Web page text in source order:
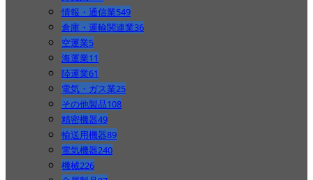
情報・通信業549
倉庫・運輸関連業36
空運業5
海運業11
陸運業61
電気・ガス業25
その他製品108
精密機器49
輸送用機器89
電気機器240
機械226